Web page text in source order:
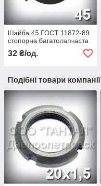
Шайба 45 ГОСТ 11872-89
стопорна багатолапчаста
32 ₴/од.
Подібні товари компанії